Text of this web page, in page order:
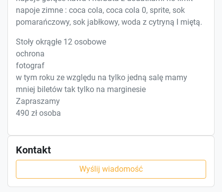
napoje zimne : coca cola, coca cola 0, sprite, sok
pomarańczowy, sok jabłkowy, woda z cytryną I miętą.
Stoły okrągłe 12 osobowe
ochrona
fotograf
w tym roku ze względu na tylko jedną salę mamy
mniej biletów tak tylko na marginesie
Zapraszamy
490 zł osoba
Kontakt
Wyślij wiadomość